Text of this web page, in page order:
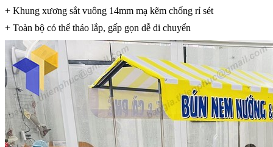
+ Khung xương sắt vuông 14mm mạ kẽm chống rỉ sét
+ Toàn bộ có thể tháo lắp, gấp gọn dễ di chuyển